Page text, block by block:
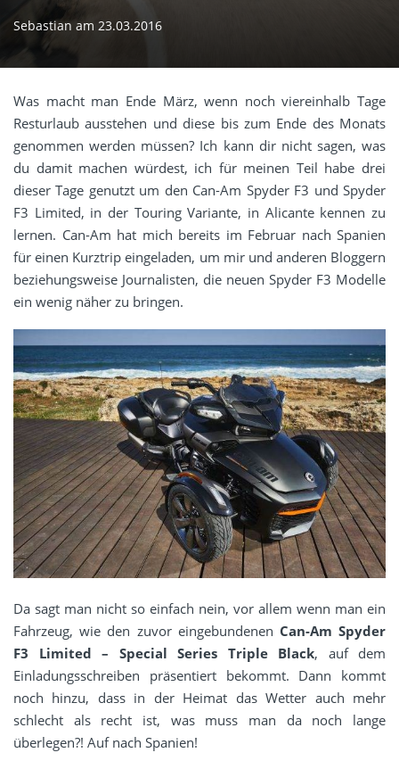
Sebastian am 23.03.2016
Was macht man Ende März, wenn noch viereinhalb Tage
Resturlaub ausstehen und diese bis zum Ende des Monats
genommen werden müssen? Ich kann dir nicht sagen, was
du damit machen würdest, ich für meinen Teil habe drei
dieser Tage genutzt um den Can-Am Spyder F3 und Spyder
F3 Limited, in der Touring Variante, in Alicante kennen zu
lernen. Can-Am hat mich bereits im Februar nach Spanien
für einen Kurztrip eingeladen, um mir und anderen Bloggern
beziehungsweise Journalisten, die neuen Spyder F3 Modelle
ein wenig näher zu bringen.
Da sagt man nicht so einfach nein, vor allem wenn man ein
Fahrzeug, wie den zuvor eingebundenen Can-Am Spyder
F3 Limited – Special Series Triple Black, auf dem
Einladungsschreiben präsentiert bekommt. Dann kommt
noch hinzu, dass in der Heimat das Wetter auch mehr
schlecht als recht ist, was muss man da noch lange
überlegen?! Auf nach Spanien!